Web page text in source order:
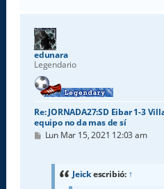
edunara
Legendario
Re: JORNADA27:SD Eibar 1-3
equipo no da mas de sí
M
Lun Mar 15, 2021 12:03 am
Jeickescribió: ↑